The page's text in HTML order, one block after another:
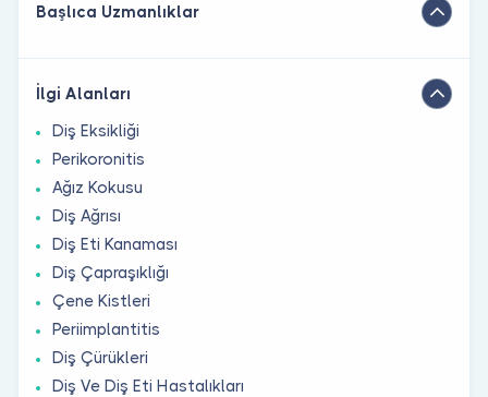
Başlıca Uzmanlıklar
İlgi Alanları
Diş Eksikliği
Perikoronitis
Ağız Kokusu
Diş Ağrısı
Diş Eti Kanaması
Diş Çapraşıklığı
Çene Kistleri
Periimplantitis
Diş Çürükleri
Diş Ve Diş Eti Hastalıkları